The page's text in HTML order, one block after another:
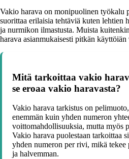
Vakio harava on monipuolinen työkalu
suorittaa erilaisia tehtäviä kuten lehtien
ja nurmikon ilmastusta. Muista
harava asianmukaisesti pitkän käyttöiän
Mitä tarkoittaa vakio
se eroaa vakio haravasta?
Vakio harava tarkistus on
enemmän kuin yhden numeron
voittomahdollisuuksia, mutta myös
Vakio harava puolestaan tarkoittaa
yhden numeron per rivi, mikä tekee
ja halvemman.